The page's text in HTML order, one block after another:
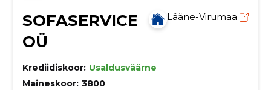
SOFASERVICE
OÜ
Lääne-Virumaa
Krediidiskoor: Usaldusväärne
Maineskoor: 3800